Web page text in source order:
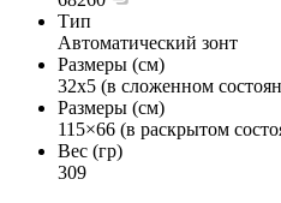
Тип
Автоматический зонт
Размеры (см)
32x5 (в сложенном
Размеры (см)
115×66 (в раскрытом
Вес (гр)
309